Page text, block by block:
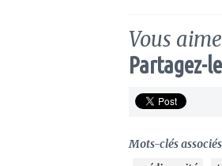
Vous
Partagez-
Mots-clés